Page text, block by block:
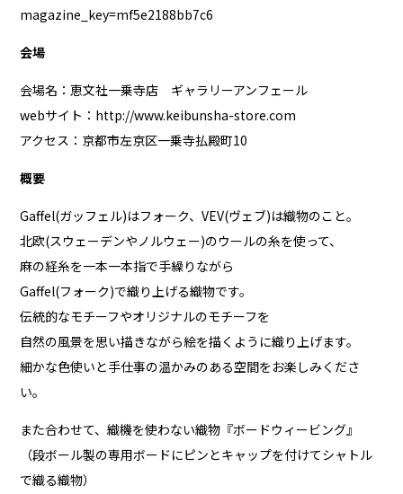
magazine_key=mf5e2188bb7c6
会場
会場名：恵文社一乗寺店 ギャラリーアンフェール
webサイト： http://www.keibunsha-store.com
アクセス：京都市左京区一乗寺払殿町10
概要
Gaffel(ガッフェル)はフォーク、VEV(ヴェブ)は織物のこと。
北欧(スウェーデンやノルウェー)のウールの糸を使って、
麻の経糸を一本一本指で手繰りながら
Gaffel(フォーク)で織り上げる織物です。
伝統的なモチーフやオリジナルのモチーフを
自然の風景を思い描きながら絵を描くように織り上げます。
細かな色使いと手仕事の温かみのある空間をお楽しみくださ
い。
また合わせて、織機を使わない織物『ボードウィービング』
（段ボール製の専用ボードにピンとキャップを付けてシャトル
で織る織物）